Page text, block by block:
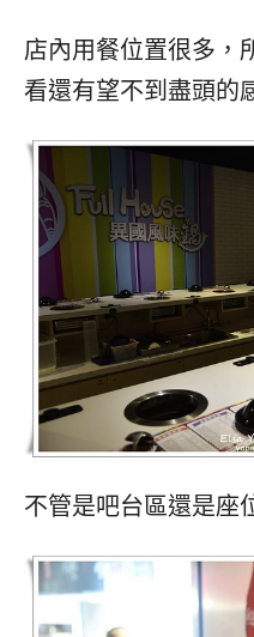
店內用餐位置很多，
看還有望不到盡頭的
不管是吧台區還是座